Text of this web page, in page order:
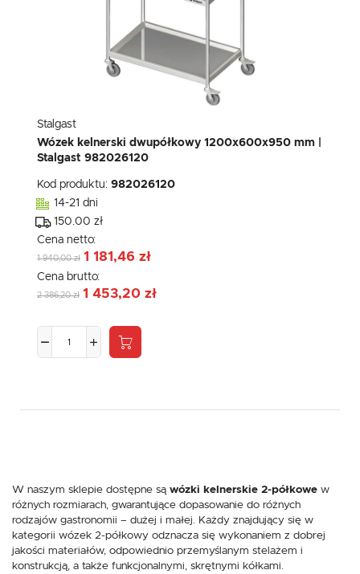
Stalgast
Wózek kelnerski dwupółkowy 1200x600x950 mm |
Stalgast 982026120
Kod produktu: 982026120
14-21 dni
150.00 zł
Cena netto:
1 940,00 zł 1 181,46 zł
Cena brutto:
2 386,20 zł 1 453,20 zł
W naszym sklepie dostępne są wózki kelnerskie 2-półkowe w
różnych rozmiarach, gwarantujące dopasowanie do różnych
rodzajów gastronomii – dużej i małej. Każdy znajdujący się w
kategorii wózek 2-półkowy odznacza się wykonaniem z dobrej
jakości materiałów, odpowiednio przemyślanym stelażem i
konstrukcją, a także funkcjonalnymi, skrętnymi kółkami.